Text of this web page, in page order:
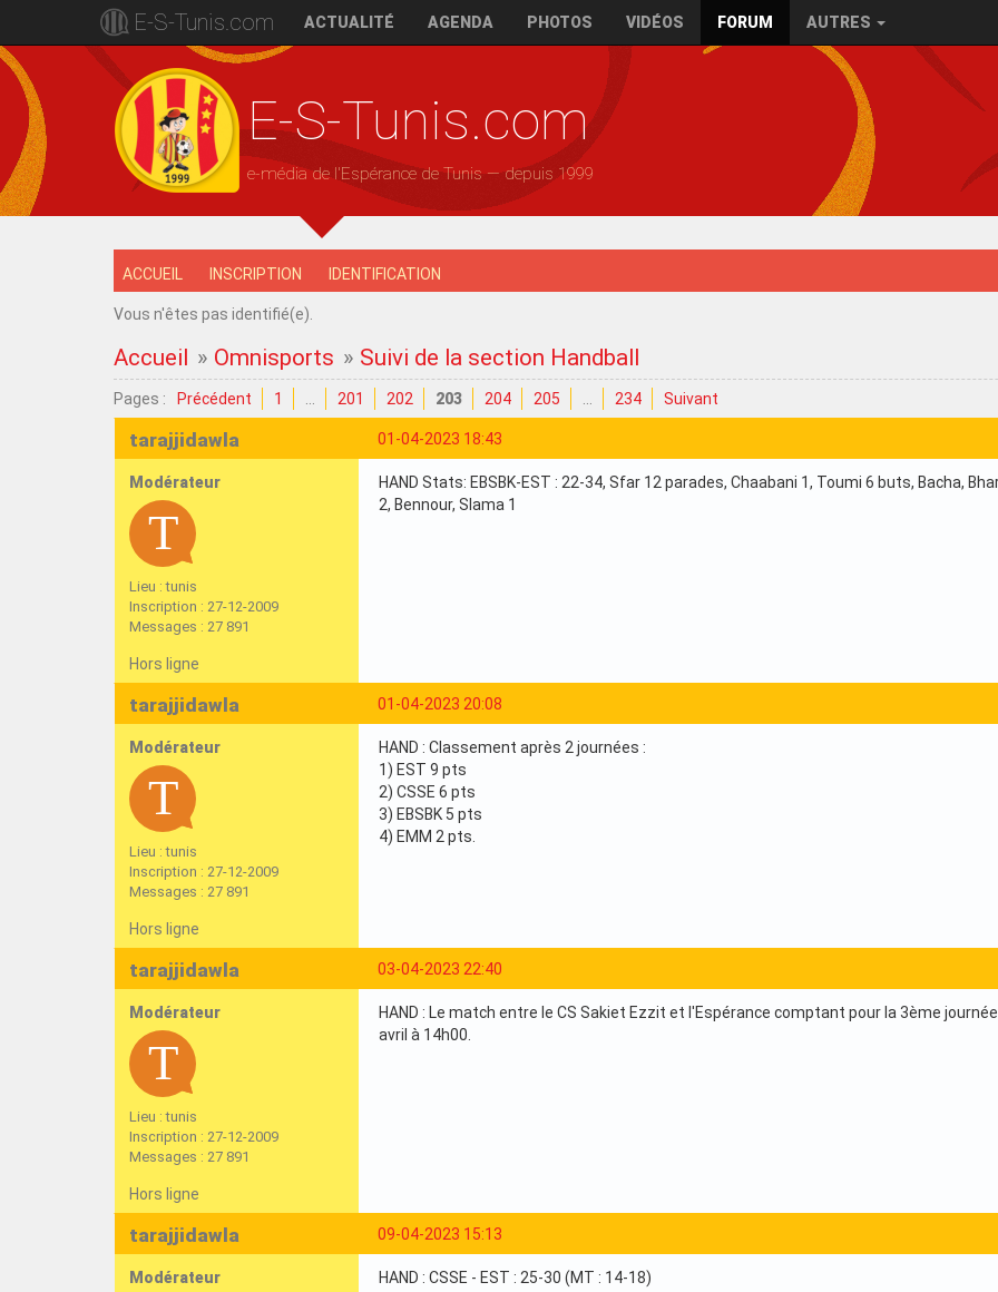
E-S-Tunis.com ACTUALITÉ AGENDA PHOTOS VIDÉOS FORUM AUTRES
E-S-Tunis.com
e-média de l'Espérance de Tunis — depuis 1999
ACCUEIL INSCRIPTION IDENTIFICATION
Vous n'êtes pas identifié(e).
Accueil » Omnisports » Suivi de la section Handball
Pages : Précédent 1 201 202 203 204 205 234 Suivant
01-04-2023 18:43
tarajjidawla
Modérateur
Lieu : tunis
Inscription : 27-12-2009
Messages : 27 891
HAND Stats: EBSBK-EST : 22-34, Sfar 12 parades, Chaabani 1, Toumi 6 buts, Bacha,
2, Bennour, Slama 1
Hors ligne
01-04-2023 20:08
tarajjidawla
Modérateur
Lieu : tunis
Inscription : 27-12-2009
Messages : 27 891
HAND : Classement après 2 journées :
1) EST 9 pts
2) CSSE 6 pts
3) EBSBK 5 pts
4) EMM 2 pts.
Hors ligne
03-04-2023 22:40
tarajjidawla
Modérateur
Lieu : tunis
Inscription : 27-12-2009
Messages : 27 891
HAND : Le match entre le CS Sakiet Ezzit et l'Espérance comptant pour la 3ème
avril à 14h00.
Hors ligne
09-04-2023 15:13
tarajjidawla
Modérateur HAND : CSSE - EST : 25-30 (MT : 14-18)